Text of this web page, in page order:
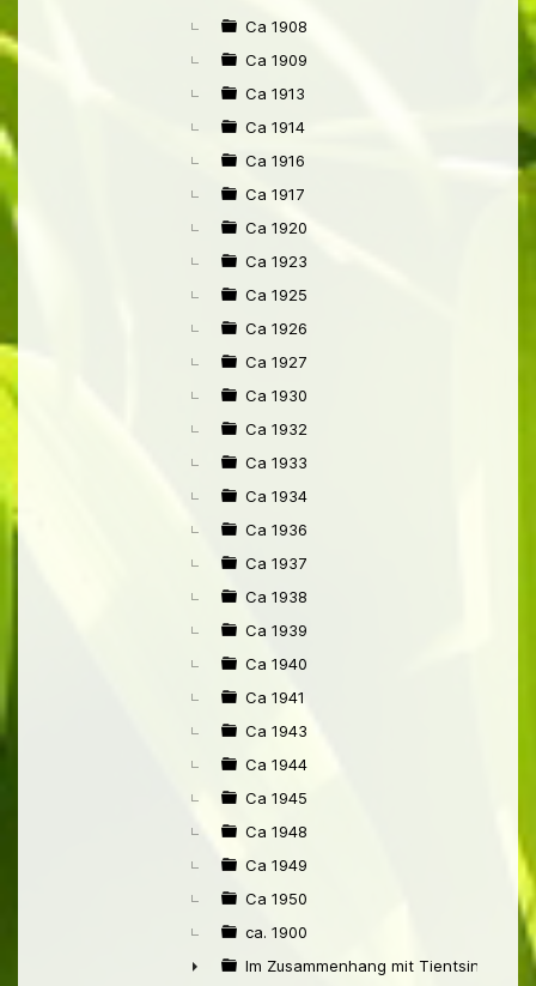
Ca 1908
Ca 1909
Ca 1913
Ca 1914
Ca 1916
Ca 1917
Ca 1920
Ca 1923
Ca 1925
Ca 1926
Ca 1927
Ca 1930
Ca 1932
Ca 1933
Ca 1934
Ca 1936
Ca 1937
Ca 1938
Ca 1939
Ca 1940
Ca 1941
Ca 1943
Ca 1944
Ca 1945
Ca 1948
Ca 1949
Ca 1950
ca. 1900
Im Zusammenhang mit Tientsin